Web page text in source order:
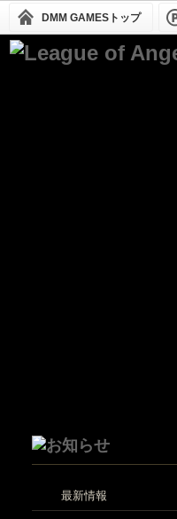
DMM GAMESトップ
最新情報